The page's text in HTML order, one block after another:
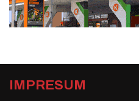
IMPRESUM